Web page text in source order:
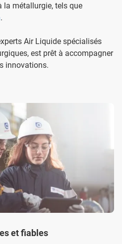
la métallurgie, tels que
.
Air Liquide spécialisés
est prêt à accompagner
innovations.
et fiables